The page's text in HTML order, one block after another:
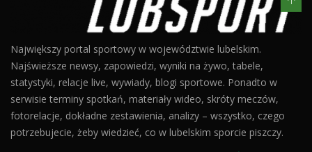
Największy portal sportowy w województwie lubelskim.
Najświeższe newsy, zapowiedzi, wyniki na żywo, tabele,
statystyki, relacje live, wywiady, blogi sportowe. Ponadto w
serwisie terminy spotkań, materiały wideo, skróty meczów,
fotorelacje, dokładne zestawienia, analizy – wszystko, czego
potrzebujecie, żeby wiedzieć, co w lubelskim sporcie piszczy.